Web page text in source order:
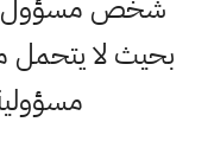
بحيث لا يتحمل